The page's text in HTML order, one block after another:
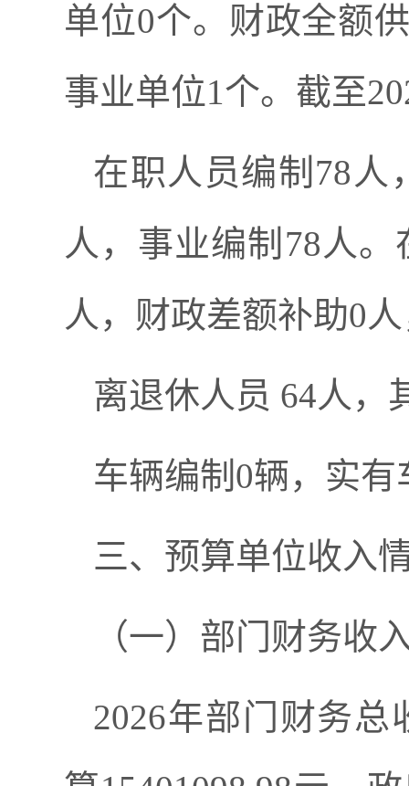
单位0个。财政全额
事业单位1个。截至
在职人员编制 78 人
人 ， 事业编制 78人。
人，财政差额补助0
离退休人员 64人，
车辆编制 0辆，实有
三、预算单位收入
（一）部门财务收
2026年部门财务总